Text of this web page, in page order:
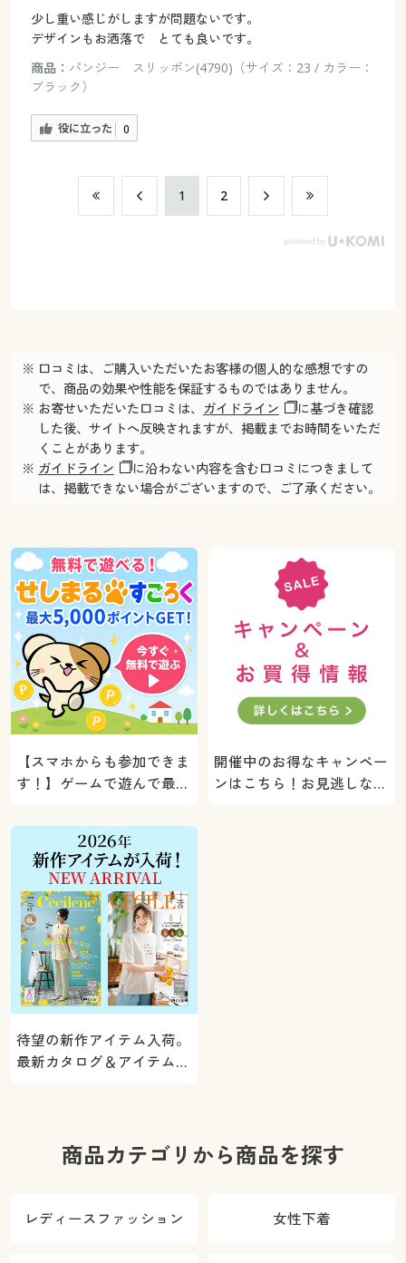
少し重い感じがしますが問題ないです。
デザインもお洒落で とても良いです。
商品： パンジー スリッポン(4790)（サイズ：23 / カラー：
ブラック）
役に立った 0
​1 ​2
※ 口コミは、ご購入いただいたお客様の個人的な感想ですの
で、商品の効果や性能を保証するものではありません。
※ お寄せいただいた口コミは、 ガイドライン
に基づき確認
した後、サイトへ反映されますが、掲載までお時間をいただ
くことがあります。
※ ガイドライン
に沿わない内容を含む口コミにつきまして
は、掲載できない場合がございますので、ご了承ください。
【スマホからも参加できま
す！】ゲームで遊んで最大
ト！
開催中のお得なキャンペー
ンはこちら！お見逃しな
待望の新作アイテム入荷。
最新カタログ＆アイテムを
商品カテゴリから商品を探す
レディースファッション 女性下着